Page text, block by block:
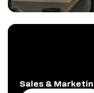
Sales &